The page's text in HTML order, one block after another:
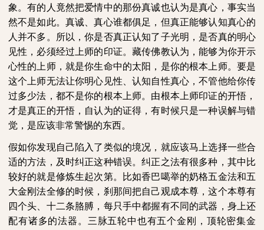
象。有的人竟然把爱情中的那份真诚也认为是真心，事实当
然不是如此。真诚、真心谁都俱足，但真正能够认知真心的
人并不多。所以，你是否真正认知了子光明，是否真的明心
见性，必须经过上师的印证。藏传佛教认为，能够为你开示
心性的上师，就是你生命中的太阳，是你的根本上师。要是
这个上师无法让你明心见性、认知自性真心，不管他给你传
过多少法，都不是你的根本上师。由根本上师印证的开悟，
才是真正的开悟，自认为的证得，有时候只是一种误解与错
觉，是应该非常警惕的东西。
假如你发现自己陷入了类似的境况，就应该马上选择一些合
适的方法，及时纠正这种错误。纠正之法有很多种，其中比
较好的就是修炼生起次第。比如香巴噶举的奶格五金法和五
大金刚法全修的时候，刹那间把自己观成本尊，这个本尊有
四个头、十二条胳膊，每只手中都握有不同的武器，身上还
配有诸多的法器。三脉五轮中也有五个金刚，顶轮密集金